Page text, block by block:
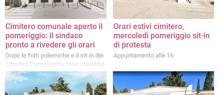
Cimitero comunale aperto il
pomeriggio: il sindaco
pronto a rivedere gli orari
Dopo le forti polemiche e il sit-in dei
cittadini, l'amministrazione starebbe
valutando di mantenere l'accesso
anche nel pomeriggio a luglio e
agosto
Orari estivi cimitero,
mercoledì pomeriggio sit-in
di protesta
Appuntamento alle 16